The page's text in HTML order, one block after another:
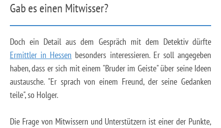
Gab es einen Mitwisser?
Doch ein Detail aus dem Gespräch mit dem Detektiv dürfte
Ermittler in Hessen besonders interessieren. Er soll angegeben
haben, dass er sich mit einem "Bruder im Geiste" über seine Ideen
austausche. "Er sprach von einem Freund, der seine Gedanken
teile", so Holger.
Die Frage von Mitwissern und Unterstützern ist einer der Punkte,